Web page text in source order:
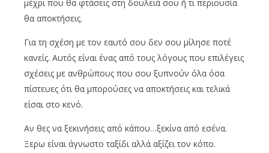
μέχρι που θα φτάσεις στη δουλειά σου ή τι περιουσία
θα αποκτήσεις.
Για τη σχέση με τον εαυτό σου δεν σου μίλησε ποτέ
κανείς. Αυτός είναι ένας από τους λόγους που επιλέγεις
σχέσεις με ανθρώπους που σου ξυπνούν όλα όσα
πίστευες ότι θα μπορούσες να αποκτήσεις και τελικά
είσαι στο κενό.
Αν θες να ξεκινήσεις από κάπου…ξεκίνα από εσένα.
Ξερω είναι άγνωστο ταξίδι αλλά αξίζει τον κόπο.